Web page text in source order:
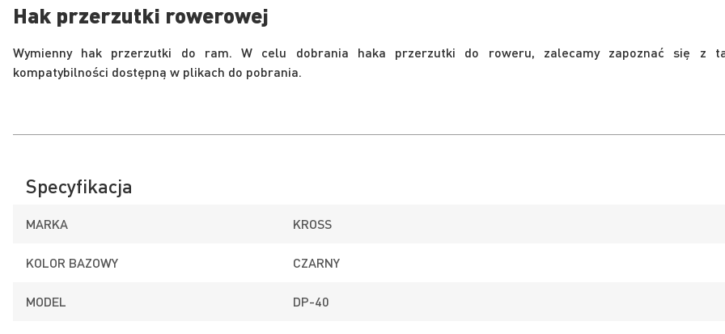
Hak przerzutki rowerowej
Wymienny hak przerzutki do ram. W celu dobrania haka przerzutki do roweru, zalecamy zapoznać się z
kompatybilności dostępną w plikach do pobrania.
Specyfikacja
MARKA KROSS
KOLOR BAZOWY CZARNY
MODEL DP-40